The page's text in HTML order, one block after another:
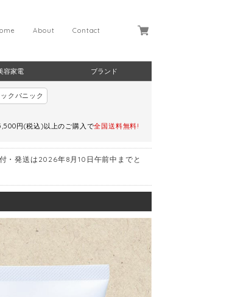
Contact
About
容家電 ブランド
クパニック
円(税込)以上のご購入で全国送料無料!
・発送は2026年8月10日午前中までと